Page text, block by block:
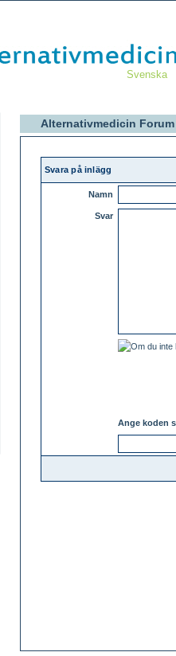
Svenska
Alternativmedicin Forum
Svara på inlägg
Namn
Svar
Ange koden